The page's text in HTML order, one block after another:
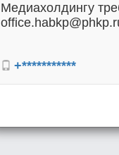
Медиахолдингу
+***********